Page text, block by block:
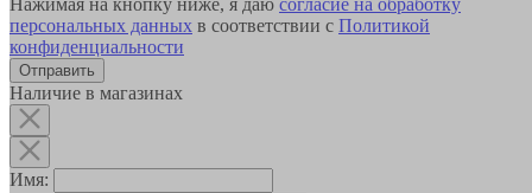
Нажимая на кнопку ниже, я даю согласие на обработку
персональных данных в соответствии с Политикой
конфиденциальности
Наличие в магазинах
Имя: